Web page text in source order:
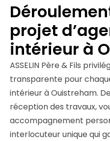
projet
intérieur à
ASSELIN Père & Fils
transparente pour
intérieur à Ouistreham.
réception des travaux,
accompagnement
interlocuteur unique qui